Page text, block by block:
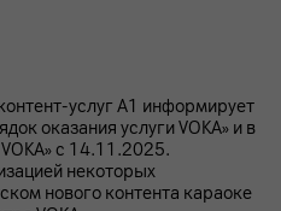
услуг А1 информирует
оказания услуги VOKA» и в
с 14.11.2025.
некоторых
нового контента караоке